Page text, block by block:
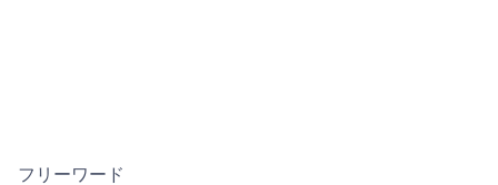
フリーワード